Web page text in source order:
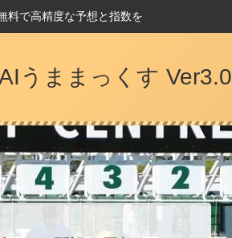
料で高精度な予想と指数を
うままっくす Ver3.0